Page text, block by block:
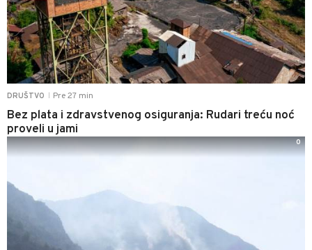
DRUŠTVO Pre 27 min
Bez plata i zdravstvenog osiguranja: Rudari treću noć
proveli u jami
0